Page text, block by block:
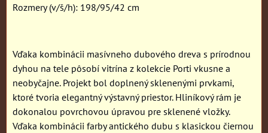
Rozmery (v/š/h): 198/95/42 cm
Vďaka kombinácii masívneho dubového dreva s prírodnou
dyhou na tele pôsobí vitrína z kolekcie Porti vkusne a
neobyčajne. Projekt bol doplnený sklenenými prvkami,
ktoré tvoria elegantný výstavný priestor. Hliníkový rám je
dokonalou povrchovou úpravou pre sklenené vložky.
Vďaka kombinácii farby antického dubu s klasickou čiernou